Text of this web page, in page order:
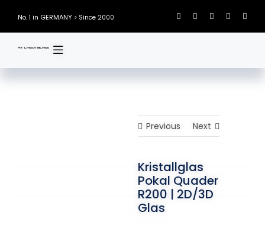
content
No. 1 in GERMANY > Since 2000
Previous Next
Kristallglas
Pokal Quader
R200 | 2D/3D
Glas